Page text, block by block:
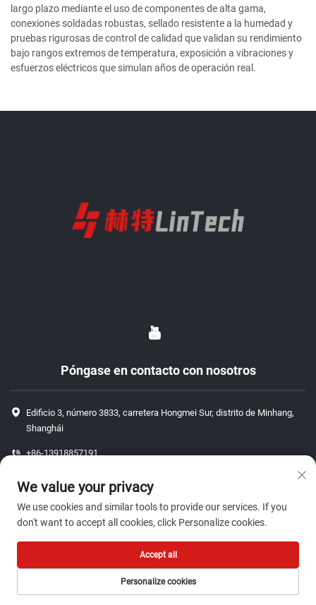
largo plazo mediante el uso de componentes de alta gama,
conexiones soldadas robustas, sellado resistente a la humedad y
pruebas rigurosas de control de calidad que validan su rendimiento
bajo rangos extremos de temperatura, exposición a vibraciones y
esfuerzos eléctricos que simulan años de operación real.
Póngase en contacto con nosotros
Edificio 3, número 3833, carretera Hongmei Sur, distrito de Minhang,
Shanghái
+86-13918857191
[email protected]
Derechos de autor © 2026 ShangHai J P Auto Parts Co., Ltd. Todos los
derechos reservados.-Política de privacidad
We value your privacy
We use cookies and similar tools to provide our services. If you
don't want to accept all cookies, click Personalize cookies.
Personalize cookies
Accept all